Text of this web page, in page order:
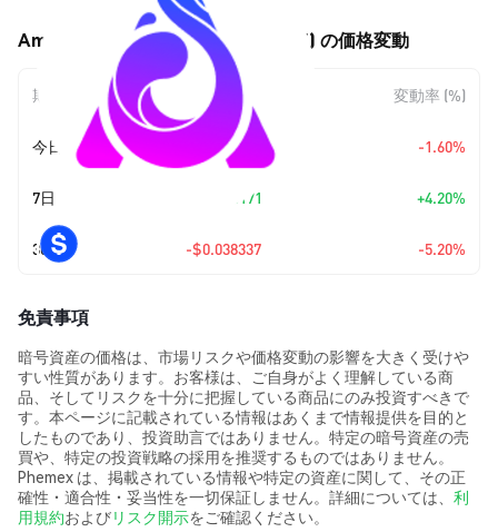
Amnis Staked Aptos Coin (STAPT) の価格変動
期間 金額変動 変動率 (%)
今日 -$0.011364 -1.60%
7日 $0.028171 +4.20%
30日 -$0.038337 -5.20%
免責事項
暗号資産の価格は、市場リスクや価格変動の影響を大きく受けや
すい性質があります。お客様は、ご自身がよく理解している商
品、そしてリスクを十分に把握している商品にのみ投資すべきで
す。本ページに記載されている情報はあくまで情報提供を目的と
したものであり、投資助言ではありません。特定の暗号資産の売
買や、特定の投資戦略の採用を推奨するものではありません。
Phemex は、掲載されている情報や特定の資産に関して、その正
確性・適合性・妥当性を一切保証しません。詳細については、 利
用規約およびリスク開示をご確認ください。